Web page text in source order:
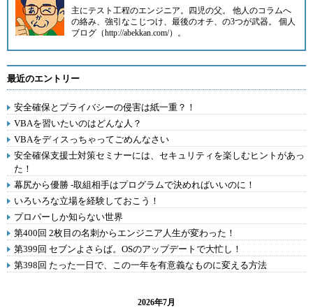
主にテスト工程のエンジニア。四児の父。 他人のコラムへ
の絡み、強引なこじつけ、最後のオチ、の3つが武器。 個人
ブログ（http://abekkan.com/）。
最近のエントリー
安全確保とプライバシーの侵害は紙一重？！
VBAを習いたいのはどんな人？
VBAをディスっちゃってごめんなさい
安全確保支援士対策セミナーには、セキュリティを楽しむヒントがあっ
た！
幕尻から優勝 -取組相手はプログラムで決めればいいのに！
いろいろな立場を経験しておこう！
プロパーしか知らない世界
第400回 2枚目の名刺からエンジニア人生が変わった！
第399回 セブンよさらば。OSのアップデートで大忙し！
第398回 たった一日で、この一年を有意義なものに変える方法
2026年7月